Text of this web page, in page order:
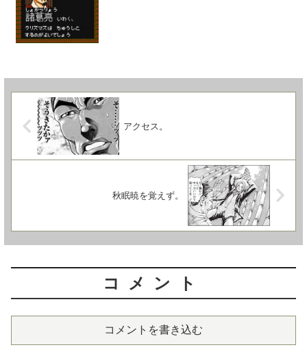
アクセス。
秋眠暁を覚えず。
コメント
コメントを書き込む